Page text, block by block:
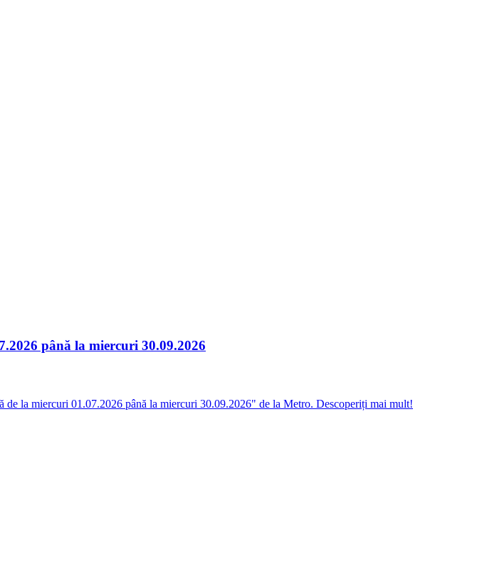
până la miercuri 30.09.2026
la miercuri 01.07.2026 până la miercuri 30.09.2026" de la Metro. Descoperiți mai mult!